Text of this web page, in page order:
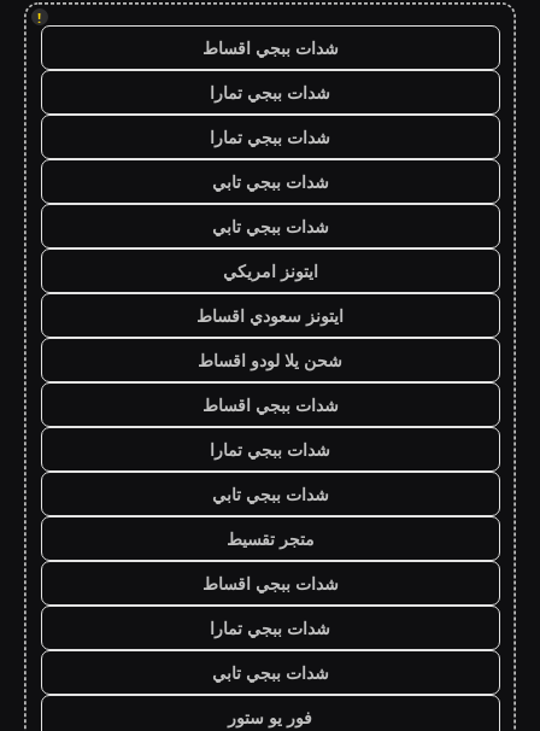
!
شدات ببجي اقساط
شدات ببجي تمارا
شدات ببجي تمارا
شدات ببجي تابي
شدات ببجي تابي
ايتونز امريكي
ايتونز سعودي اقساط
شحن يلا لودو اقساط
شدات ببجي اقساط
شدات ببجي تمارا
شدات ببجي تابي
متجر تقسيط
شدات ببجي اقساط
شدات ببجي تمارا
شدات ببجي تابي
فور يو ستور